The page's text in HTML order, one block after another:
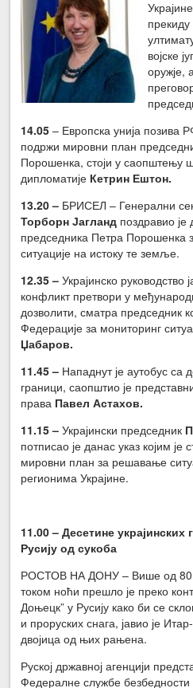
Украјине
војске
оружје,
14.05– Европска унија позива
подржи мировни план
Порошенка, стоји у саопштењу
дипломатије Кетрин Ештон.
13.20 – БРИСЕЛ – Генерални
Торборн Јагланд поздравио је
председника Петра
ситуације на истоку те земље.
12.35 – Украјинско
конфликт претвори у
дозволити, сматра председник
Федерације за мониторинг
Џабаров.
11.45 – Нападнут је аутобус са
граници, саопштио је
права Павел Астахов.
11.15 –Украјински председник
потписао је данас указ којим је
мировни план за решавање
регионима Украјине.
11.00 – Десетине
Русију од сукоба
РОСТОВ НА ДОНУ – Више од 80
током ноћи прешло је преко
Доњецк” у Русију како би се
и проруских снага, јавио је
двојица од њих рањена.
Руској државној агенцији
Федералне службе безбедности